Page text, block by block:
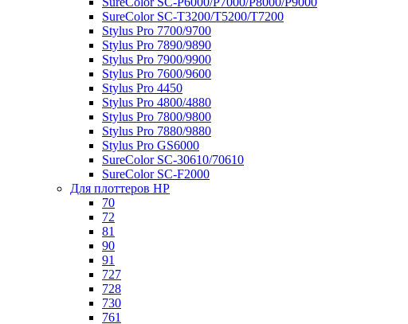
SureColor SC-Т3200/T5200/T7200
Stylus Pro 7700/9700
Stylus Pro 7890/9890
Stylus Pro 7900/9900
Stylus Pro 7600/9600
Stylus Pro 4450
Stylus Pro 4800/4880
Stylus Pro 7800/9800
Stylus Pro 7880/9880
Stylus Pro GS6000
SureColor SC-30610/70610
SureColor SC-F2000
Для плоттеров HP
70
72
81
90
91
727
728
730
761